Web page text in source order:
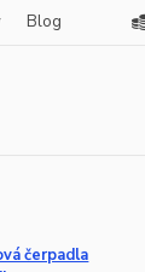
Blog
čerpadla